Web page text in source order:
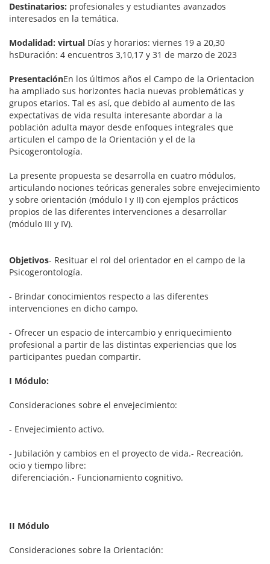
Destinatarios: profesionales y estudiantes avanzados
interesados en la temática.
Modalidad: virtual Días y horarios: viernes 19 a 20,30
hsDuración: 4 encuentros 3,10,17 y 31 de marzo de 2023
PresentaciónEn los últimos años el Campo de la Orientacion
ha ampliado sus horizontes hacia nuevas problemáticas y
grupos etarios. Tal es así, que debido al aumento de las
expectativas de vida resulta interesante abordar a la
población adulta mayor desde enfoques integrales que
articulen el campo de la Orientación y el de la
Psicogerontología.
La presente propuesta se desarrolla en cuatro módulos,
articulando nociones teóricas generales sobre envejecimiento
y sobre orientación (módulo I y II) con ejemplos prácticos
propios de las diferentes intervenciones a desarrollar
(módulo III y IV).
Objetivos- Resituar el rol del orientador en el campo de la
Psicogerontología.
- Brindar conocimientos respecto a las diferentes
intervenciones en dicho campo.
- Ofrecer un espacio de intercambio y enriquecimiento
profesional a partir de las distintas experiencias que los
participantes puedan compartir.
I Módulo:
Consideraciones sobre el envejecimiento:
- Envejecimiento activo.
- Jubilación y cambios en el proyecto de vida.- Recreación,
ocio y tiempo libre:
diferenciación.- Funcionamiento cognitivo.
II Módulo
Consideraciones sobre la Orientación: